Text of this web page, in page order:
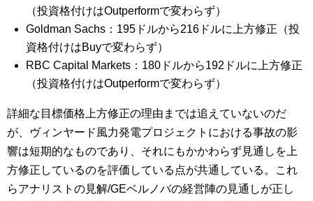
（投資格付けはOutperformで変わらず）
Goldman Sachs：195ドルから216ドルに上方修正（投
資格付けはBuyで変わらず）
RBC Capital Markets：180ドルから192ドルに上方修正
（投資格付けはOutperformで変わらず）
詳細な目標価格上方修正の理由までは追えていないのだ
が、ヴィンヤード風力発電プロジェクトにおける事故の影
響は短期的なものであり、それにもかかわらず見通しを上
方修正しているのを評価している点が共通している。これ
らアナリストの見解/GEベルノバの経営陣の見通しが正し